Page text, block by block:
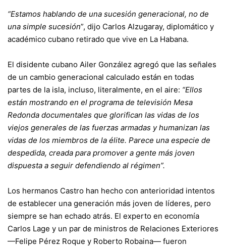
“Estamos hablando de una sucesión generacional, no de
una simple sucesión”, dijo Carlos Alzugaray, diplomático y
académico cubano retirado que vive en La Habana.
El disidente cubano Ailer González agregó que las señales
de un cambio generacional calculado están en todas
partes de la isla, incluso, literalmente, en el aire: “Ellos
están mostrando en el programa de televisión Mesa
Redonda documentales que glorifican las vidas de los
viejos generales de las fuerzas armadas y humanizan las
vidas de los miembros de la élite. Parece una especie de
despedida, creada para promover a gente más joven
dispuesta a seguir defendiendo al régimen”.
Los hermanos Castro han hecho con anterioridad intentos
de establecer una generación más joven de líderes, pero
siempre se han echado atrás. El experto en economía
Carlos Lage y un par de ministros de Relaciones Exteriores
—Felipe Pérez Roque y Roberto Robaina— fueron